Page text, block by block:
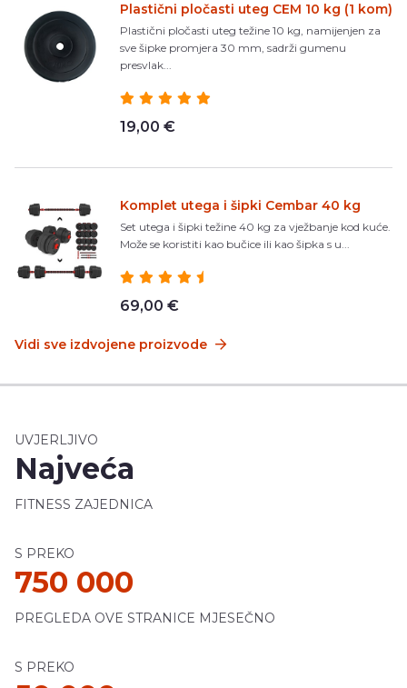
Plastični pločasti uteg CEM 10 kg (1 kom)
Plastični pločasti uteg težine 10 kg, namijenjen za
sve šipke promjera 30 mm, sadrži gumenu
presvlak...
19,00 €
Komplet utega i šipki Cembar 40 kg
Set utega i šipki težine 40 kg za vježbanje kod kuće.
Može se koristiti kao bučice ili kao šipka s u...
69,00 €
Vidi sve izdvojene proizvode
UVJERLJIVO
Najveća
FITNESS ZAJEDNICA
S PREKO
750 000
PREGLEDA OVE STRANICE MJESEČNO
S PREKO